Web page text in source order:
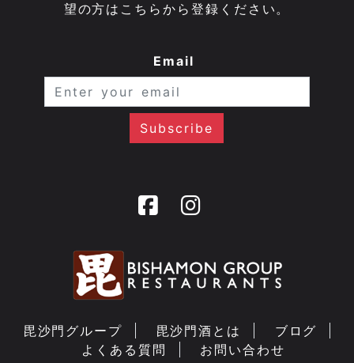
望の方はこちらから登録ください。
Email
毘沙門グループ 毘沙門酒とは
ブログ
よくある質問
お問い合わせ